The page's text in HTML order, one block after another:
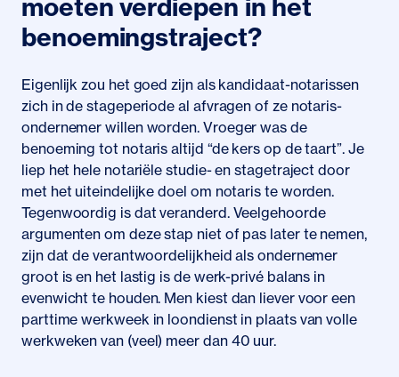
moeten verdiepen in het
benoemingstraject?
Eigenlijk zou het goed zijn als kandidaat-notarissen
zich in de stageperiode al afvragen of ze notaris-
ondernemer willen worden. Vroeger was de
benoeming tot notaris altijd “de kers op de taart”. Je
liep het hele notariële studie- en stagetraject door
met het uiteindelijke doel om notaris te worden.
Tegenwoordig is dat veranderd. Veelgehoorde
argumenten om deze stap niet of pas later te nemen,
zijn dat de verantwoordelijkheid als ondernemer
groot is en het lastig is de werk-privé balans in
evenwicht te houden. Men kiest dan liever voor een
parttime werkweek in loondienst in plaats van volle
werkweken van (veel) meer dan 40 uur.